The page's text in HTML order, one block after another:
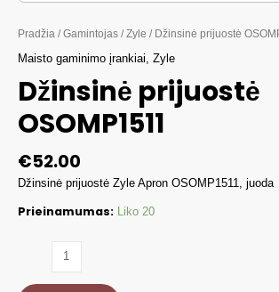
Pradžia /Gamintojas /Zyle / Džinsinė prijuostė
Maisto gaminimo įrankiai, Zyle
Džinsinė prijuostė
OSOMP1511
€52.00
Džinsinė prijuostė Zyle Apron OSOMP1511, juoda
Prieinamumas: Liko 20
Džinsinė